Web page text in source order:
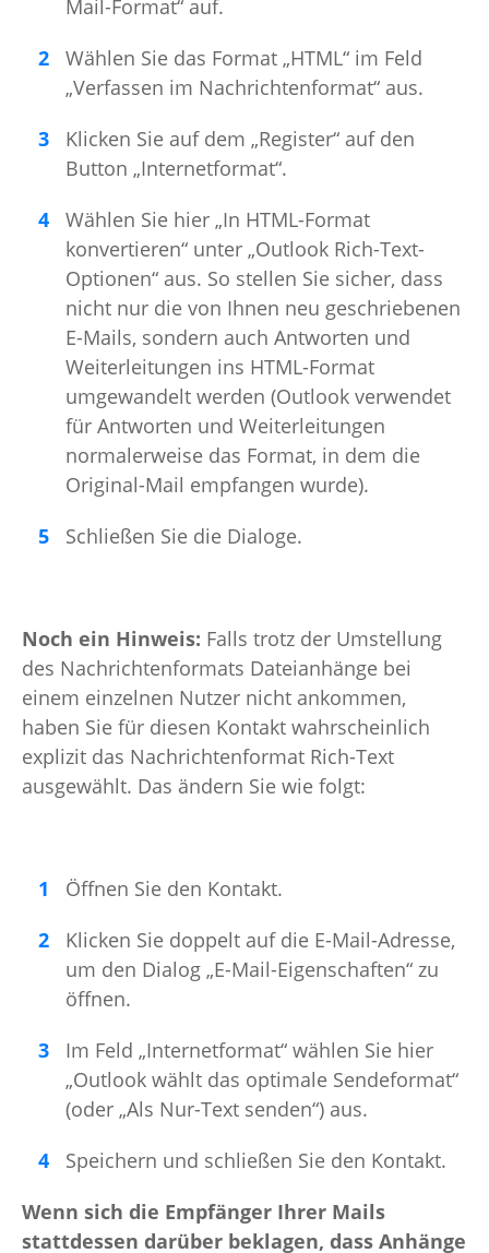
Mail-Format“ auf.
Wählen Sie das Format „HTML“ im Feld
„Verfassen im Nachrichtenformat“ aus.
Klicken Sie auf dem „Register“ auf den
Button „Internetformat“.
Wählen Sie hier „In HTML-Format
konvertieren“ unter „Outlook Rich-Text-
Optionen“ aus. So stellen Sie sicher, dass
nicht nur die von Ihnen neu geschriebenen
E-Mails, sondern auch Antworten und
Weiterleitungen ins HTML-Format
umgewandelt werden (Outlook verwendet
für Antworten und Weiterleitungen
normalerweise das Format, in dem die
Original-Mail empfangen wurde).
Schließen Sie die Dialoge.
Noch ein Hinweis: Falls trotz der Umstellung
des Nachrichtenformats Dateianhänge bei
einem einzelnen Nutzer nicht ankommen,
haben Sie für diesen Kontakt wahrscheinlich
explizit das Nachrichtenformat Rich-Text
ausgewählt. Das ändern Sie wie folgt:
Öffnen Sie den Kontakt.
Klicken Sie doppelt auf die E-Mail-Adresse,
um den Dialog „E-Mail-Eigenschaften“ zu
öffnen.
Im Feld „Internetformat“ wählen Sie hier
„Outlook wählt das optimale Sendeformat“
(oder „Als Nur-Text senden“) aus.
Speichern und schließen Sie den Kontakt.
Wenn sich die Empfänger Ihrer Mails
stattdessen darüber beklagen, dass Anhänge